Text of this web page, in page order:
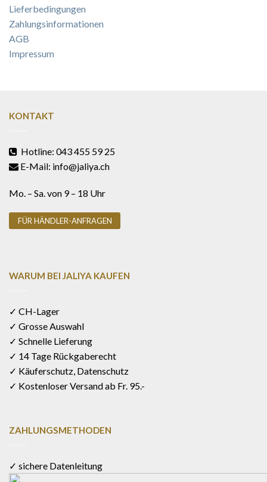
Lieferbedingungen
Zahlungsinformationen
AGB
Impressum
KONTAKT
Hotline: 043 455 59 25
E-Mail: info@jaliya.ch
Mo. – Sa. von 9 – 18 Uhr
FÜR HÄNDLER-ANFRAGEN
WARUM BEI JALIYA KAUFEN
✓ CH-Lager
✓ Grosse Auswahl
✓ Schnelle Lieferung
✓ 14 Tage Rückgaberecht
✓ Käuferschutz, Datenschutz
✓ Kostenloser Versand ab Fr. 95.-
ZAHLUNGSMETHODEN
✓ sichere Datenleitung